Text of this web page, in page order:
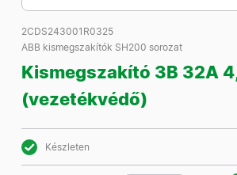
2CDS243001R0325
ABB kismegszakítók SH200 sorozat
Kismegszakító 3B 32A
(vezetékvédő)
Készleten